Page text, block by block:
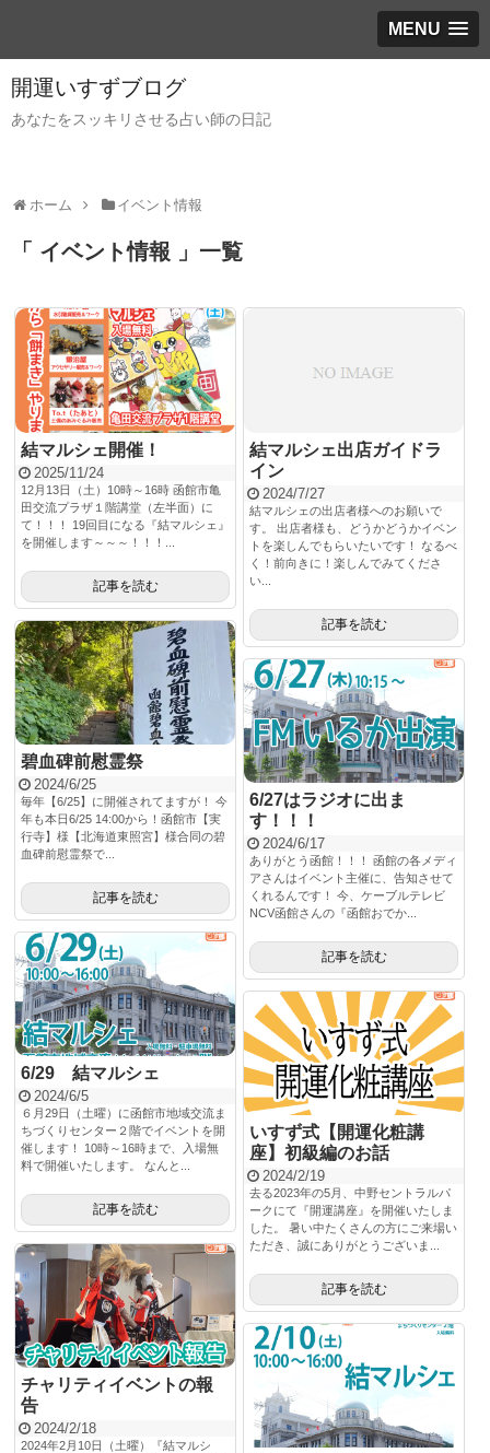
MENU
開運いすずブログ
あなたをスッキリさせる占い師の日記
ホーム イベント情報
「 イベント情報 」一覧
結マルシェ開催！
2025/11/24
12月13日（土）10時～16時 函館市亀
田交流プラザ１階講堂（左半面）に
て！！！ 19回目になる『結マルシェ』
を開催します～～～！！！...
記事を読む
結マルシェ出店ガイドラ
イン
2024/7/27
結マルシェの出店者様へのお願いで
す。 出店者様も、どうかどうかイベン
トを楽しんでもらいたいです！ なるべ
く！前向きに！楽しんでみてくださ
い...
記事を読む
碧血碑前慰霊祭
2024/6/25
毎年【6/25】に開催されてますが！ 今
年も本日6/25 14:00から！函館市【実
行寺】様【北海道東照宮】様合同の碧
血碑前慰霊祭で...
記事を読む
6/27はラジオに出ま
す！！！
2024/6/17
ありがとう函館！！！ 函館の各メディ
アさんはイベント主催に、告知させて
くれるんです！ 今、ケーブルテレビ
NCV函館さんの『函館おでか...
記事を読む
6/29 結マルシェ
2024/6/5
６月29日（土曜）に函館市地域交流ま
ちづくりセンター２階でイベントを開
催します！ 10時～16時まで、入場無
料で開催いたします。 なんと...
記事を読む
いすず式【開運化粧講
座】初級編のお話
2024/2/19
去る2023年の5月、中野セントラルパ
ークにて『開運講座』を開催いたしま
した。 暑い中たくさんの方にご来場い
ただき、誠にありがとうございま...
記事を読む
チャリティイベントの報
告
2024/2/18
2024年2月10日（土曜）『結マルシ